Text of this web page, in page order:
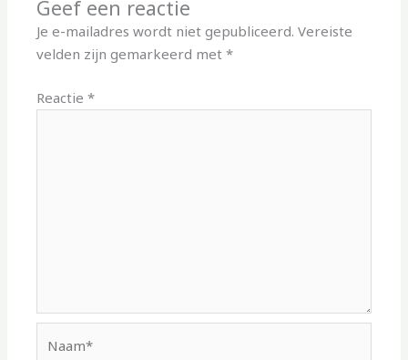
Geef een reactie
Je e-mailadres wordt niet gepubliceerd. Vereiste
velden zijn gemarkeerd met*
Reactie*